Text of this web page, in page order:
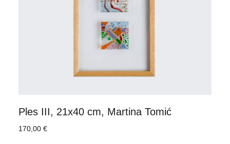
Ples III, 21x40 cm, Martina Tomić
170,00 €